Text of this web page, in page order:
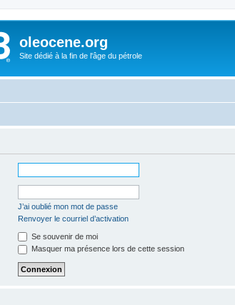
oleocene.org
Site dédié à la fin de l'âge du pétrole
J’ai oublié mon mot de passe
Renvoyer le courriel d’activation
Se souvenir de moi
Masquer ma présence lors de cette session